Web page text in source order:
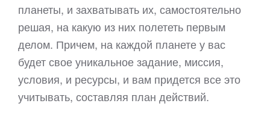
планеты, и захватывать их, самостоятельно
решая, на какую из них полететь первым
делом. Причем, на каждой планете у вас
будет свое уникальное задание, миссия,
условия, и ресурсы, и вам придется все это
учитывать, составляя план действий.